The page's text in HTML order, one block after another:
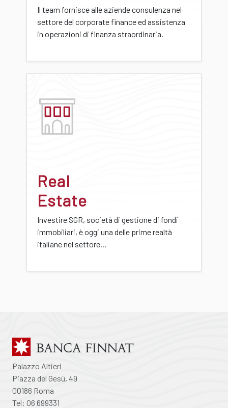
Il team fornisce alle aziende consulenza nel
settore del corporate finance ed assistenza
in operazioni di finanza straordinaria.
Real
Estate
Investire SGR, società di gestione di fondi
immobiliari, è oggi una delle prime realtà
italiane nel settore...
Palazzo Altieri
Piazza del Gesù, 49
00186 Roma
Tel: 06 699331